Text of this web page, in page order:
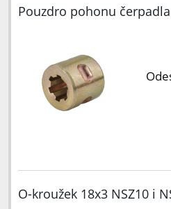
Pouzdro pohonu čerpadla
O-kroužek 18x3 NSZ10 i